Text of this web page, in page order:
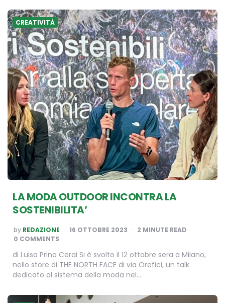
CREATIVITÀ
LA MODA OUTDOOR INCONTRA LA
SOSTENIBILITA’
POSTED
BY
by REDAZIONE 16 OTTOBRE 2023 2 MINUTE READ
0 COMMENTS
di Luisa Prina Cerai Si è svolto il 12 ottobre sera a Milano,
nello store di THE NORTH FACE di via Orefici, un talk
dedicato al sistema della moda nel…